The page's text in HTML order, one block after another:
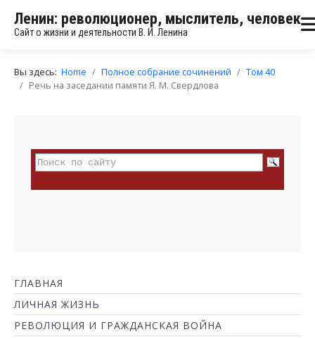
Ленин: революционер, мыслитель, человек
Сайт о жизни и деятельности В. И. Ленина
Вы здесь: Home Полное собрание сочинений
Том 40
Речь на заседании памяти Я. М. Свердлова
ГЛАВНАЯ
ЛИЧНАЯ ЖИЗНЬ
РЕВОЛЮЦИЯ И ГРАЖДАНСКАЯ ВОЙНА